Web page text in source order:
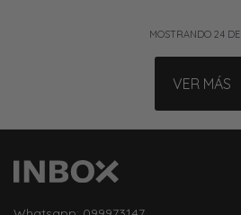
MOSTRANDO 24 DE
VER MÁS